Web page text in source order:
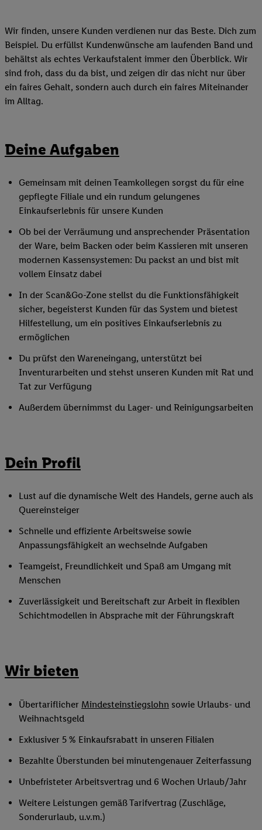
Wir finden, unsere Kunden verdienen nur das Beste. Dich zum
Beispiel. Du erfüllst Kundenwünsche am laufenden Band und
behältst als echtes Verkaufstalent immer den Überblick. Wir
sind froh, dass du da bist, und zeigen dir das nicht nur über
ein faires Gehalt, sondern auch durch ein faires Miteinander
im Alltag.
Deine Aufgaben
Gemeinsam mit deinen Teamkollegen sorgst du für eine
gepflegte Filiale und ein rundum gelungenes
Einkaufserlebnis für unsere Kunden
Ob bei der Verräumung und ansprechender Präsentation
der Ware, beim Backen oder beim Kassieren mit unseren
modernen Kassensystemen: Du packst an und bist mit
vollem Einsatz dabei
In der Scan&Go-Zone stellst du die Funktionsfähigkeit
sicher, begeisterst Kunden für das System und bietest
Hilfestellung, um ein positives Einkaufserlebnis zu
ermöglichen
Du prüfst den Wareneingang, unterstützt bei
Inventurarbeiten und stehst unseren Kunden mit Rat und
Tat zur Verfügung
Außerdem übernimmst du Lager- und Reinigungsarbeiten
Dein Profil
Lust auf die dynamische Welt des Handels, gerne auch als
Quereinsteiger
Schnelle und effiziente Arbeitsweise sowie
Anpassungsfähigkeit an wechselnde Aufgaben
Teamgeist, Freundlichkeit und Spaß am Umgang mit
Menschen
Zuverlässigkeit und Bereitschaft zur Arbeit in flexiblen
Schichtmodellen in Absprache mit der Führungskraft
Wir bieten
Übertariflicher Mindesteinstiegslohn sowie Urlaubs- und
Weihnachtsgeld
Exklusiver 5 % Einkaufsrabatt in unseren Filialen
Bezahlte Überstunden bei minutengenauer Zeiterfassung
Unbefristeter Arbeitsvertrag und 6 Wochen Urlaub/Jahr
Weitere Leistungen gemäß Tarifvertrag (Zuschläge,
Sonderurlaub, u.v.m.)